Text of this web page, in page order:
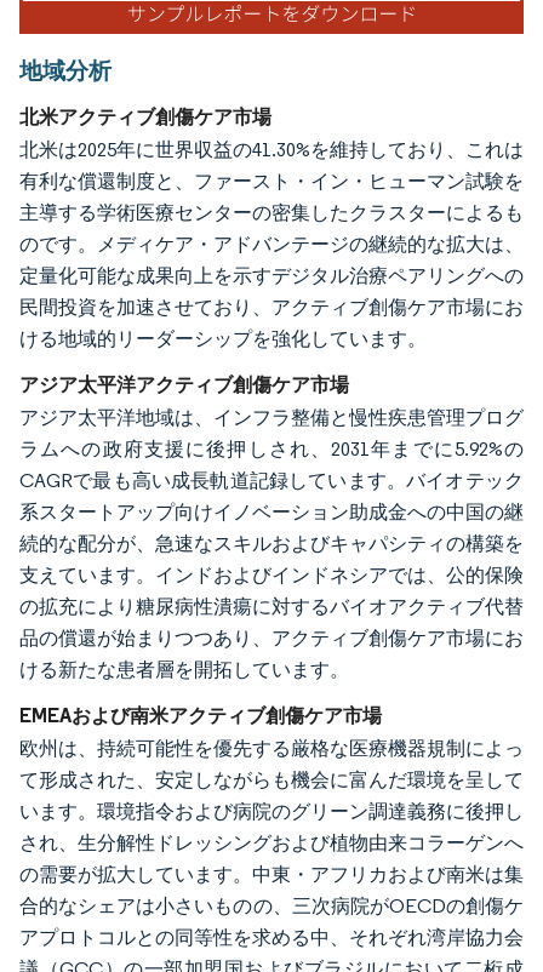
地域分析
北米アクティブ創傷ケア市場
北米は2025年に世界収益の41.30%を維持しており、これは
有利な償還制度と、ファースト・イン・ヒューマン試験を
主導する学術医療センターの密集したクラスターによるも
のです。メディケア・アドバンテージの継続的な拡大は、
定量化可能な成果向上を示すデジタル治療ペアリングへの
民間投資を加速させており、アクティブ創傷ケア市場にお
ける地域的リーダーシップを強化しています。
アジア太平洋アクティブ創傷ケア市場
アジア太平洋地域は、インフラ整備と慢性疾患管理プログ
ラムへの政府支援に後押しされ、2031年までに5.92%の
CAGRで最も高い成長軌道記録しています。バイオテック
系スタートアップ向けイノベーション助成金への中国の継
続的な配分が、急速なスキルおよびキャパシティの構築を
支えています。インドおよびインドネシアでは、公的保険
の拡充により糖尿病性潰瘍に対するバイオアクティブ代替
品の償還が始まりつつあり、アクティブ創傷ケア市場にお
ける新たな患者層を開拓しています。
EMEAおよび南米アクティブ創傷ケア市場
欧州は、持続可能性を優先する厳格な医療機器規制によっ
て形成された、安定しながらも機会に富んだ環境を呈して
います。環境指令および病院のグリーン調達義務に後押し
され、生分解性ドレッシングおよび植物由来コラーゲンへ
の需要が拡大しています。中東・アフリカおよび南米は集
合的なシェアは小さいものの、三次病院がOECDの創傷ケ
アプロトコルとの同等性を求める中、それぞれ湾岸協力会